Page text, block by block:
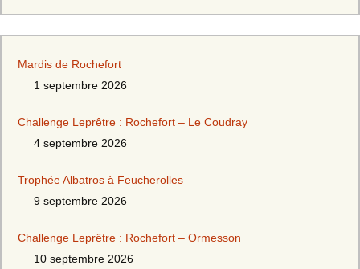
Mardis de Rochefort
1 septembre 2026
Challenge Leprêtre : Rochefort – Le Coudray
4 septembre 2026
Trophée Albatros à Feucherolles
9 septembre 2026
Challenge Leprêtre : Rochefort – Ormesson
10 septembre 2026